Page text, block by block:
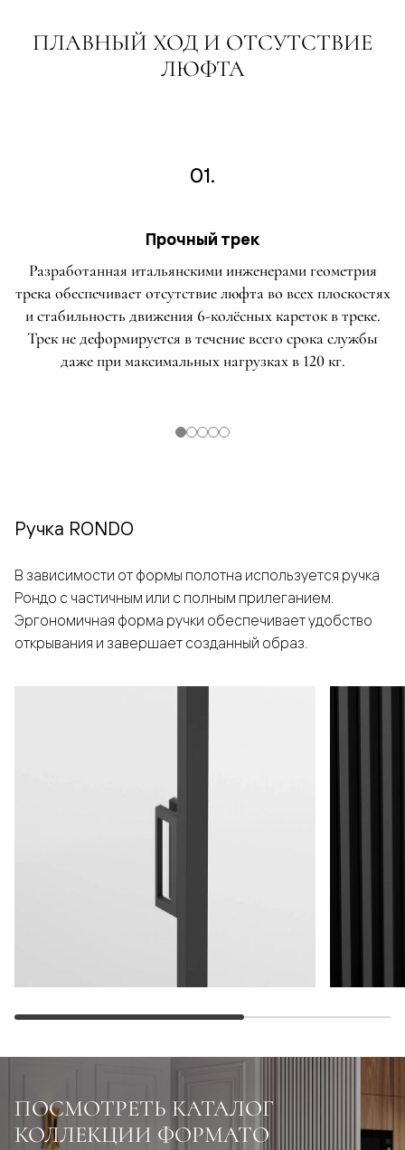
ПЛАВНЫЙ ХОД И ОТСУТСТВИЕ
ЛЮФТА
01.
Прочный трек
Разработанная итальянскими инженерами геометрия
трека обеспечивает отсутствие люфта во всех плоскостях
и стабильность движения 6-колёсных кареток в треке.
Трек не деформируется в течение всего срока службы
даже при максимальных нагрузках в 120 кг.
Ручка RONDO
В зависимости от формы полотна используется ручка
Рондо с частичным или с полным прилеганием.
Эргономичная форма ручки обеспечивает удобство
открывания и завершает созданный образ.
ПОСМОТРЕТЬ КАТАЛОГ
КОЛЛЕКЦИИ ФОРМАТО